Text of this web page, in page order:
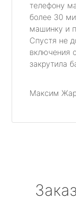
телефону
более 30
машинку и
Спустя не
включения
закрутила
Максим